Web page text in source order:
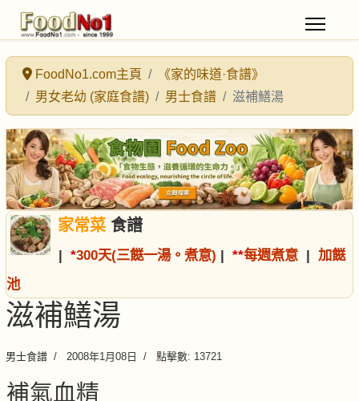
FoodNo1.com主頁
《家的味道·食譜》
男女老幼 (家庭食譜)
男士食譜 滋補鱔湯
家常菜食譜
| *300天(三餸一湯。煮意) | **每週煮意 | 加餸
池
滋補鱔湯
男士食譜 2008年1月08日 點擊數: 13721
補氣血精